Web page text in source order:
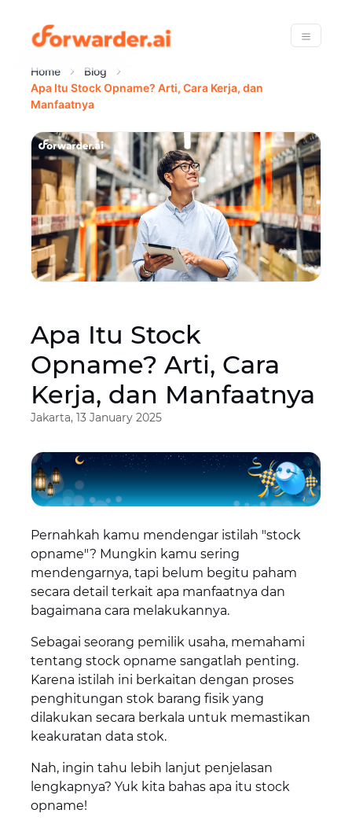
Forwarder
Menu
Home
Blog
Apa Itu Stock Opname? Arti, Cara Kerja, dan
Manfaatnya
Apa Itu Stock
Opname? Arti, Cara
Kerja, dan Manfaatnya
Jakarta, 13 January 2025
Pernahkah kamu mendengar istilah "stock
opname"? Mungkin kamu sering
mendengarnya, tapi belum begitu paham
secara detail terkait apa manfaatnya dan
bagaimana cara melakukannya.
Sebagai seorang pemilik usaha, memahami
tentang stock opname sangatlah penting.
Karena istilah ini berkaitan dengan proses
penghitungan stok barang fisik yang
dilakukan secara berkala untuk memastikan
keakuratan data stok.
Nah, ingin tahu lebih lanjut penjelasan
lengkapnya? Yuk kita bahas apa itu stock
opname!